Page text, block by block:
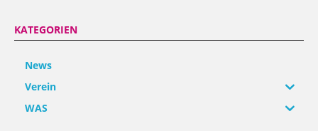
KATEGORIEN
News
Verein
WAS